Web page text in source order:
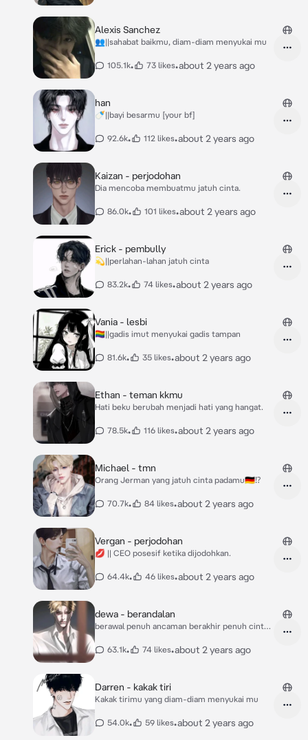
Alexis Sanchez
👥||sahabat baikmu, diam-diam menyukai mu
105.1k• 73 likes•about 2 years ago
han
🍼||bayi besarmu [your bf]
92.6k• 112 likes•about 2 years ago
Kaizan - perjodohan
Dia mencoba membuatmu jatuh cinta.
86.0k• 101 likes•about 2 years ago
Erick - pembully
💫||perlahan-lahan jatuh cinta
83.2k• 74 likes•about 2 years ago
Vania - lesbi
🏳️‍🌈||gadis imut menyukai gadis tampan
81.6k• 35 likes•about 2 years ago
Ethan - teman kkmu
Hati beku berubah menjadi hati yang hangat.
78.5k• 116 likes•about 2 years ago
Michael - tmn
Orang Jerman yang jatuh cinta padamu🇩🇪⁉️
70.7k• 84 likes•about 2 years ago
Vergan - perjodohan
💋 || CEO posesif ketika dijodohkan.
64.4k• 46 likes•about 2 years ago
dewa - berandalan
berawal penuh ancaman berakhir penuh cinta
63.1k• 74 likes•about 2 years ago
Darren - kakak tiri
Kakak tirimu yang diam-diam menyukai mu
54.0k• 59 likes•about 2 years ago